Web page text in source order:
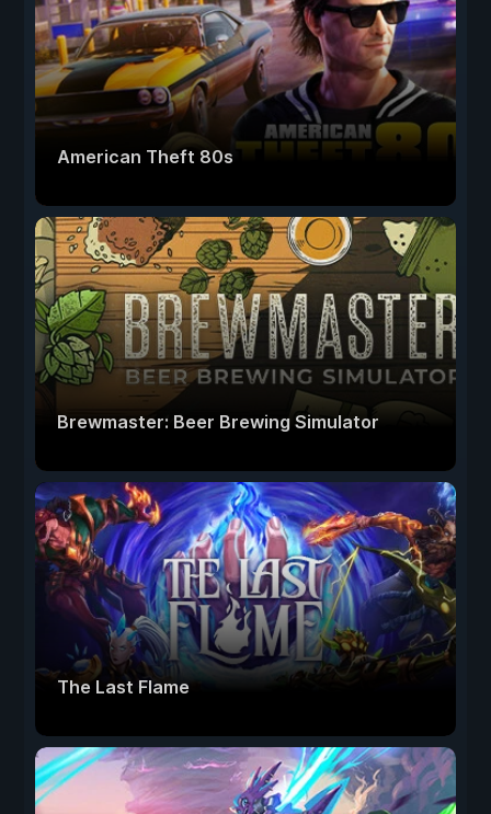
American Theft 80s
Brewmaster: Beer Brewing Simulator
The Last Flame